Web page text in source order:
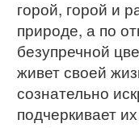
горой, горой и
природе, а по
безупречной
живет своей
сознательно
подчеркивает